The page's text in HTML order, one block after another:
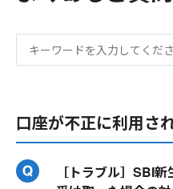
口座が不正に利用さ
［トラブル］SBI